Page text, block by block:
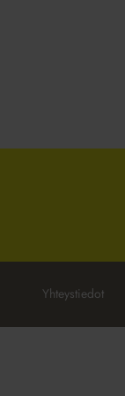
Yhteystiedot